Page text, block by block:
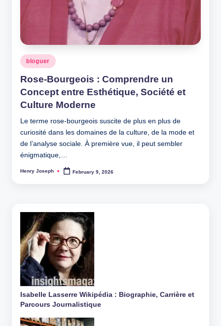
Posted
in
bloguer
Rose-Bourgeois : Comprendre un
Concept entre Esthétique, Société et
Culture Moderne
Le terme rose-bourgeois suscite de plus en plus de
curiosité dans les domaines de la culture, de la mode et
de l’analyse sociale. À première vue, il peut sembler
énigmatique,…
Posted
Henry Joseph February 9, 2026
Isabelle Lasserre Wikipédia : Biographie, Carrière et
Parcours Journalistique